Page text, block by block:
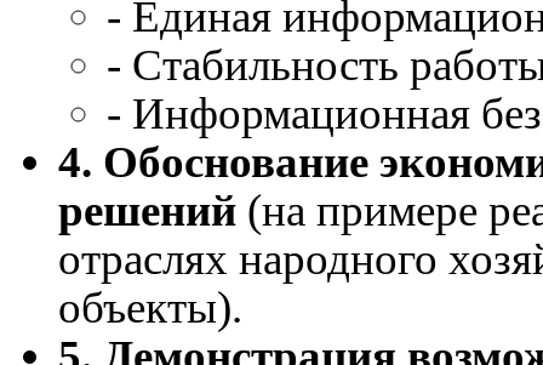
- Единая
- Стабильность
- Информационная
4. Обоснование
решений (на примере
отраслях народного
объекты).